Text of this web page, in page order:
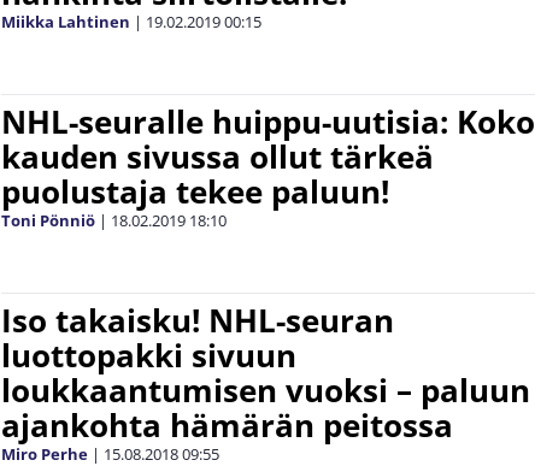
Miikka Lahtinen | 19.02.201900:15
NHL-seuralle huippu-uutisia: Koko
kauden sivussa ollut tärkeä
puolustaja tekee paluun!
Toni Pönniö | 18.02.2019 18:10
Iso takaisku! NHL-seuran
luottopakki sivuun
loukkaantumisen vuoksi – paluun
ajankohta hämärän peitossa
Miro Perhe | 15.08.201809:55